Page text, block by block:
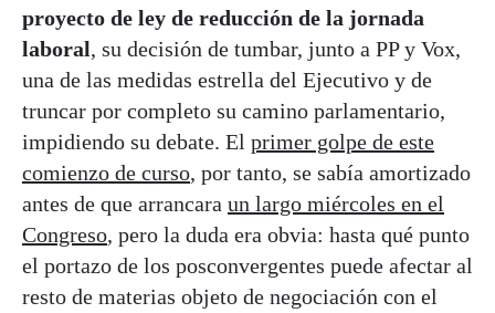
proyecto de ley de reducción de la jornada
laboral, su decisión de tumbar, junto a PP y Vox,
una de las medidas estrella del Ejecutivo y de
truncar por completo su camino parlamentario,
impidiendo su debate. El primer golpe de este
comienzo de curso, por tanto, se sabía amortizado
antes de que arrancara un largo miércoles en el
Congreso, pero la duda era obvia: hasta qué punto
el portazo de los posconvergentes puede afectar al
resto de materias objeto de negociación con el